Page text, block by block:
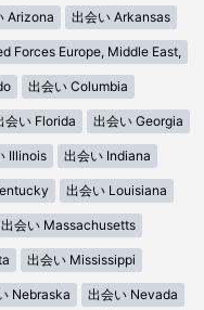
Arizona 出会い Arkansas
Forces Europe, Middle East,
出会い Columbia
会い Florida 出会い Georgia
Illinois 出会い Indiana
出会い Louisiana
出会い Massachusetts
出会い Mississippi
Nebraska 出会い Nevada